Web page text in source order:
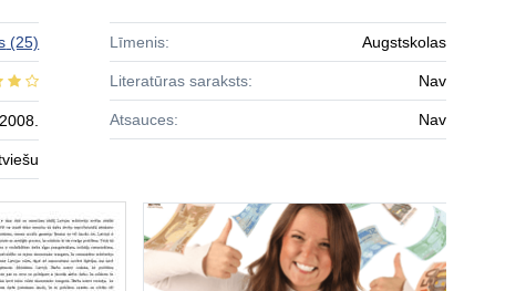
(25) Līmenis: Augstskolas
Literatūras saraksts: Nav
Atsauces: Nav